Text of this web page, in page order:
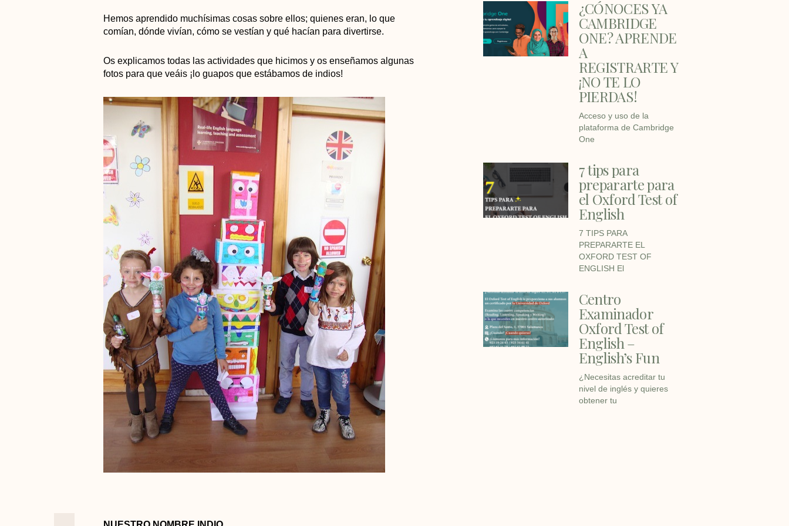
Hemos aprendido muchísimas cosas sobre ellos; quienes eran, lo que
comían, dónde vivían, cómo se vestían y qué hacían para divertirse.
Os explicamos todas las actividades que hicimos y os enseñamos algunas
fotos para que veáis ¡lo guapos que estábamos de indios!
¿CÓNOCES YA
CAMBRIDGE
ONE? APRENDE
A
REGISTRARTE Y
¡NO TE LO
PIERDAS!
Acceso y uso de la
plataforma de Cambridge
One
7 tips para
prepararte para
el Oxford Test of
English
7 TIPS PARA
PREPARARTE EL
OXFORD TEST OF
ENGLISH El
Centro
Examinador
Oxford Test of
English –
English’s Fun
¿Necesitas acreditar tu
nivel de inglés y quieres
obtener tu